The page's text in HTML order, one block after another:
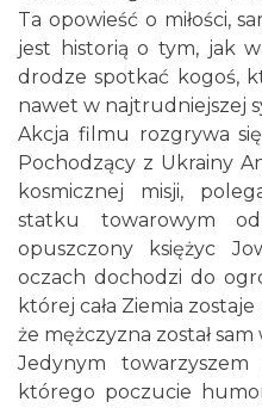
Cieszyn
0.09 km
Ta opowieść o miłości,
jest historią o tym, jak
drodze spotkać kogoś,
nawet w najtrudniejszej
Akcja filmu rozgrywa
Pochodzący z Ukrainy
kosmicznej misji,
statku towarowym
opuszczony księżyc
oczach dochodzi do
której cała Ziemia
że mężczyzna został
Jedynym
którego poczucie